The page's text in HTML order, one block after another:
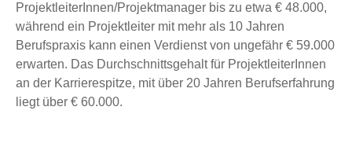
ProjektleiterInnen/Projektmanager bis zu etwa € 48.000,
während ein Projektleiter mit mehr als 10 Jahren
Berufspraxis kann einen Verdienst von ungefähr € 59.000
erwarten. Das Durchschnittsgehalt für ProjektleiterInnen
an der Karrierespitze, mit über 20 Jahren Berufserfahrung
liegt über € 60.000.